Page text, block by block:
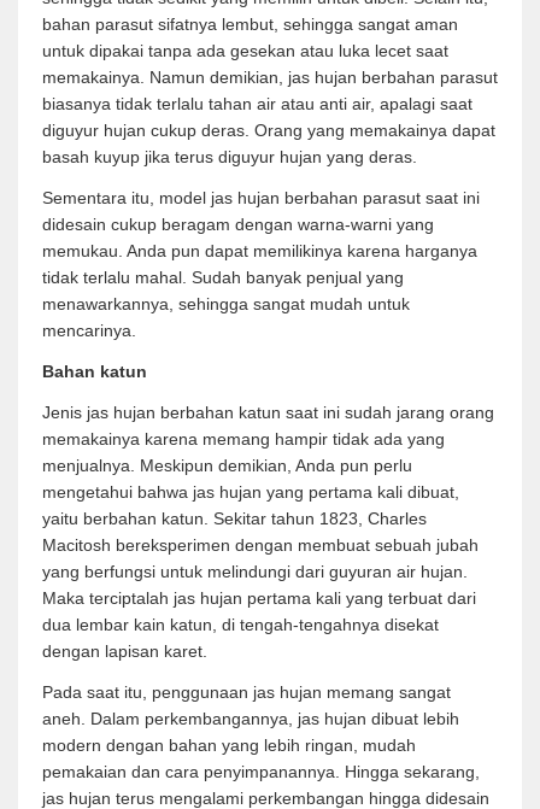
bahan parasut sifatnya lembut, sehingga sangat aman
untuk dipakai tanpa ada gesekan atau luka lecet saat
memakainya. Namun demikian, jas hujan berbahan parasut
biasanya tidak terlalu tahan air atau anti air, apalagi saat
diguyur hujan cukup deras. Orang yang memakainya dapat
basah kuyup jika terus diguyur hujan yang deras.
Sementara itu, model jas hujan berbahan parasut saat ini
didesain cukup beragam dengan warna-warni yang
memukau. Anda pun dapat memilikinya karena harganya
tidak terlalu mahal. Sudah banyak penjual yang
menawarkannya, sehingga sangat mudah untuk
mencarinya.
Bahan katun
Jenis jas hujan berbahan katun saat ini sudah jarang orang
memakainya karena memang hampir tidak ada yang
menjualnya. Meskipun demikian, Anda pun perlu
mengetahui bahwa jas hujan yang pertama kali dibuat,
yaitu berbahan katun. Sekitar tahun 1823, Charles
Macitosh bereksperimen dengan membuat sebuah jubah
yang berfungsi untuk melindungi dari guyuran air hujan.
Maka terciptalah jas hujan pertama kali yang terbuat dari
dua lembar kain katun, di tengah-tengahnya disekat
dengan lapisan karet.
Pada saat itu, penggunaan jas hujan memang sangat
aneh. Dalam perkembangannya, jas hujan dibuat lebih
modern dengan bahan yang lebih ringan, mudah
pemakaian dan cara penyimpanannya. Hingga sekarang,
jas hujan terus mengalami perkembangan hingga didesain